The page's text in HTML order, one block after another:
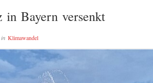
in Bayern versenkt
in Klimawandel